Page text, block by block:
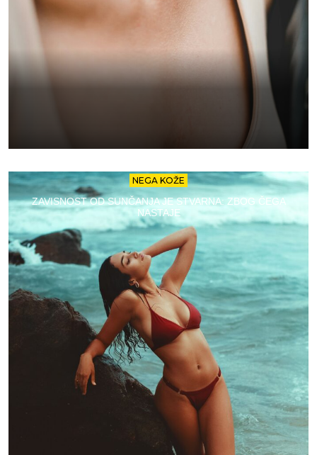
NEGA KOŽE
ZAVISNOST OD SUNČANJA JE STVARNA: ZBOG ČEGA
NASTAJE